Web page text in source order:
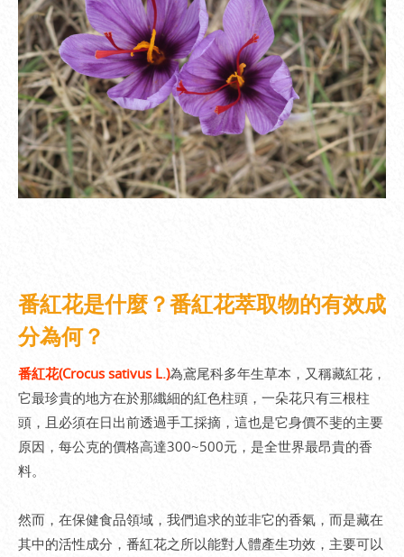
番紅花是什麼？番紅花萃取物的有效成
分為何？
番紅花(Crocus sativus L.)為鳶尾科多年生草本，又稱藏紅花，
它最珍貴的地方在於那纖細的紅色柱頭，一朵花只有三根柱
頭，且必須在日出前透過手工採摘，這也是它身價不斐的主要
原因，每公克的價格高達300~500元，是全世界最昂貴的香
料。
然而，在保健食品領域，我們追求的並非它的香氣，而是藏在
其中的活性成分，番紅花之所以能對人體產生功效，主要可以